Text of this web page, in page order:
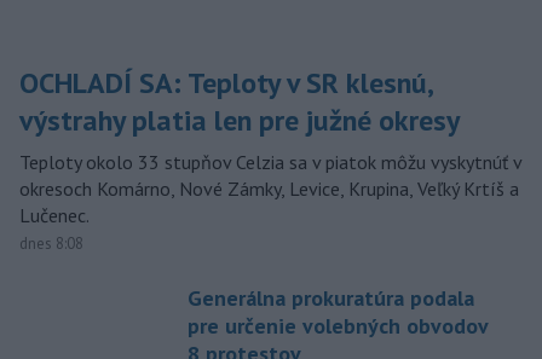
OCHLADÍ SA: Teploty v SR klesnú,
výstrahy platia len pre južné okresy
Teploty okolo 33 stupňov Celzia sa v piatok môžu vyskytnúť v
okresoch Komárno, Nové Zámky, Levice, Krupina, Veľký Krtíš a
Lučenec.
dnes 8:08
Generálna prokuratúra podala
pre určenie volebných obvodov